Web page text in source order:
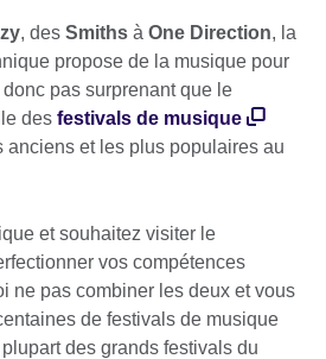
, des Smiths à One Direction, la
propose de la musique pour
donc pas surprenant que le
des festivals de musique
anciens et les plus populaires au
et souhaitez visiter le
vos compétences
ne pas combiner les deux et vous
de festivals de musique
des grands festivals du